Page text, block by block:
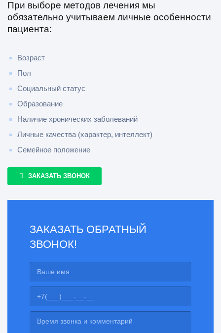
При выборе методов лечения мы
обязательно учитываем личные особенности
пациента:
Возраст
Пол
Социальный статус
Образование
Наличие хронических заболеваний
Личные качества (характер, интеллект)
Семейное положение
ЗАКАЗАТЬ ЗВОНОК
ЗАКАЗАТЬ ОБРАТНЫЙ
ЗВОНОК!